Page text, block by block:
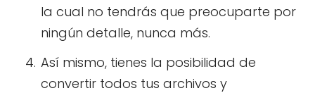
la cual no tendrás que preocuparte por
ningún detalle, nunca más.
Así mismo, tienes la posibilidad de
convertir todos tus archivos y